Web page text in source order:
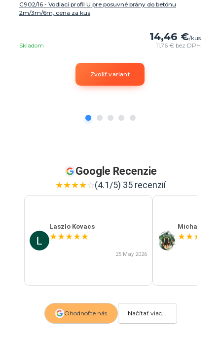
C902/16 - Vodiaci profil U pre posuvné brány do betónu
2m/3m/6m, cena za kus
14,46 €/kus
11,76 € bez DPH
Skladom
Zvoliť variant
Google Recenzie
★★★★☆(4.1/5) 35 recenzií
Laszlo Kovacs
★★★★★
25 May 2026
Michal Szabo
★★★
Ohodnoťte nás Načítať viac...